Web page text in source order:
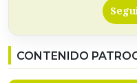
CONTENIDO